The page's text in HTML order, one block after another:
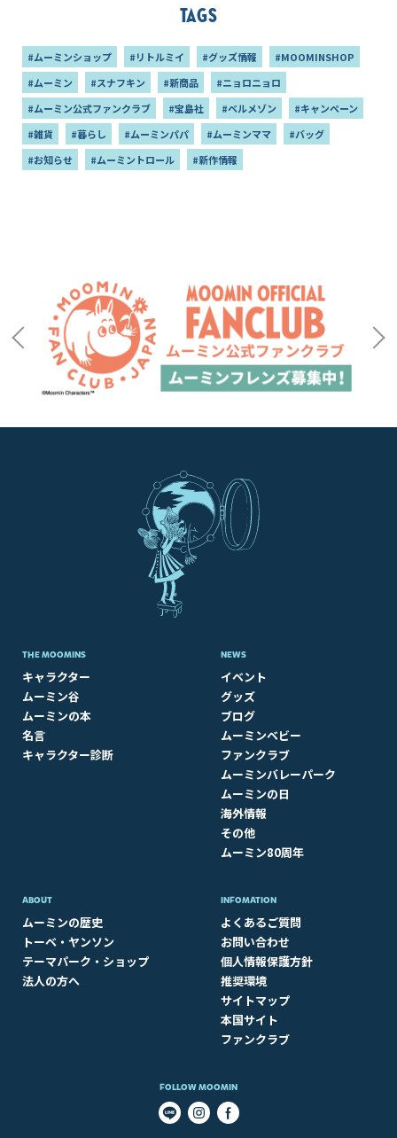
Tags
#ムーミンショップ #リトルミイ #グッズ情報
#MOOMINSHOP
#ムーミン
#スナフキン #新商品
#ニョロニョロ
#ムーミン公式ファンクラブ
#宝島社 #ベルメゾン
#キャンペーン
#雑貨
#暮らし #ムーミンパパ #ムーミンママ
#バッグ
#お知らせ
#ムーミントロール #新作情報
THE MOOMINS
キャラクター
ムーミン谷
ムーミンの本
名言
キャラクター診断
NEWS
イベント
グッズ
ブログ
ムーミンベビー
ファンクラブ
ムーミンバレーパーク
ムーミンの日
海外情報
その他
ムーミン80周年
ABOUT​
ムーミンの歴史
トーベ・ヤンソン
テーマパーク・ショップ
法人の方へ
INFOMATION
よくあるご質問
お問い合わせ
個人情報保護方針
推奨環境
サイトマップ
本国サイト
ファンクラブ
FOLLOW MOOMIN